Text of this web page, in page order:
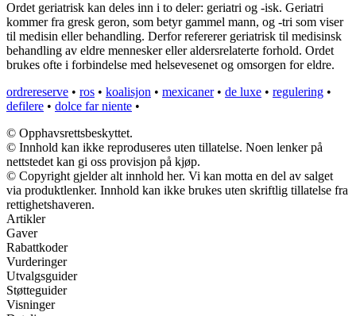
Ordet geriatrisk kan deles inn i to deler: geriatri og -isk. Geriatri
kommer fra gresk geron, som betyr gammel mann, og -tri som viser
til medisin eller behandling. Derfor refererer geriatrisk til medisinsk
behandling av eldre mennesker eller aldersrelaterte forhold. Ordet
brukes ofte i forbindelse med helsevesenet og omsorgen for eldre.
ordrereserve • ros • koalisjon • mexicaner• de luxe • regulering •
defilere • dolce far niente •
© Opphavsrettsbeskyttet.
© Innhold kan ikke reproduseres uten tillatelse. Noen lenker på
nettstedet kan gi oss provisjon på kjøp.
© Copyright gjelder alt innhold her. Vi kan motta en del av salget
via produktlenker. Innhold kan ikke brukes uten skriftlig tillatelse fra
rettighetshaveren.
Artikler
Gaver
Rabattkoder
Vurderinger
Utvalgsguider
Støtteguider
Visninger